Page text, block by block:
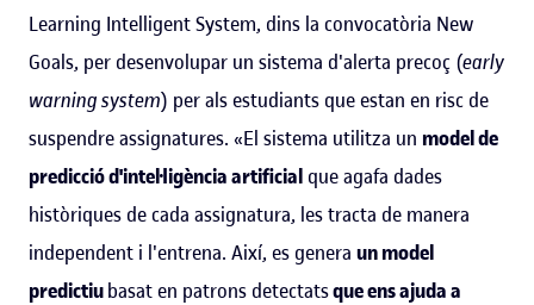
Learning Intelligent System, dins la convocatòria New
Goals, per desenvolupar un sistema d'alerta precoç (early
warning system) per als estudiants que estan en risc de
suspendre assignatures. «El sistema utilitza un model de
predicció d'intel·ligència artificial que agafa dades
històriques de cada assignatura, les tracta de manera
independent i l'entrena. Així, es genera un model
predictiubasat en patrons detectatsque ens ajuda a